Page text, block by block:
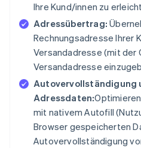
Ihre Kund/innen zu
Adressübertrag:
Rechnungsadresse Ihrer
Versandadresse (mit der
Versandadresse
Autovervollständigung
Adressdaten:
mit nativem Autofill
Browser gespeicherten
Autovervollständigung